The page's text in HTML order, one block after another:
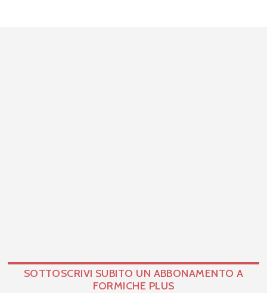
SOTTOSCRIVI SUBITO UN ABBONAMENTO A
FORMICHE PLUS